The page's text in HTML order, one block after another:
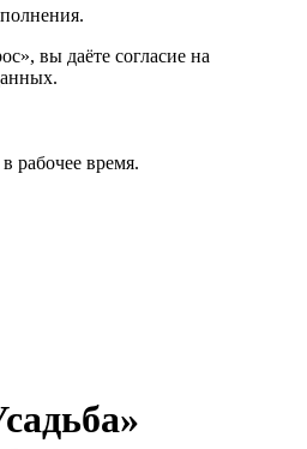
вы даёте согласие на
рабочее время.